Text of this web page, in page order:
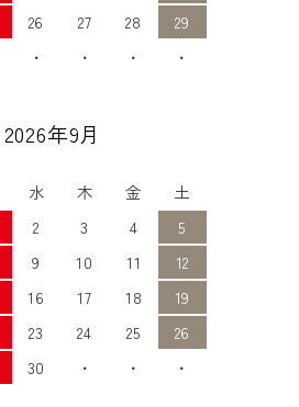
26 27 28
29
・ ・ ・ ・
2026年9月
水 木 金
土
2 3 4
5
9 10 11
12
16 17 18
19
23 24 25
26
30 ・ ・ ・